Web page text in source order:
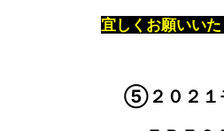
宜しくお願いいた
⑤２０２１